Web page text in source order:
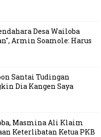
Desa Wailoba
Armin Soamole: Harus
Santai Tudingan
Dia Kangen Saya
Masmina Ali Klaim
Keterlibatan Ketua PKB